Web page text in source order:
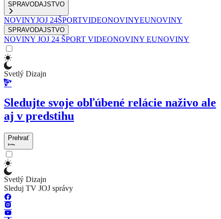
SPRAVODAJSTVO
NOVINYJOJ 24ŠPORTVIDEONOVINYEUNOVINY
SPRAVODAJSTVO
NOVINY JOJ 24 ŠPORT VIDEONOVINY EUNOVINY
Svetlý Dizajn
Sledujte svoje obľúbené relácie naživo ale
aj v predstihu
Prehrať
Svetlý Dizajn
Sleduj TV JOJ správy